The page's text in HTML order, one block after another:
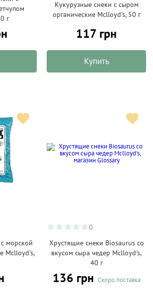
г
Кукурузные снеки с сыром
органические Mclloyd's, 50 г
117 грн
Купить
морской
Mclloyd's,
0
Хрустящие снеки Biosaurus со
вкусом сыра чедер Mclloyd's,
40 г
136 грн Скоро поставка